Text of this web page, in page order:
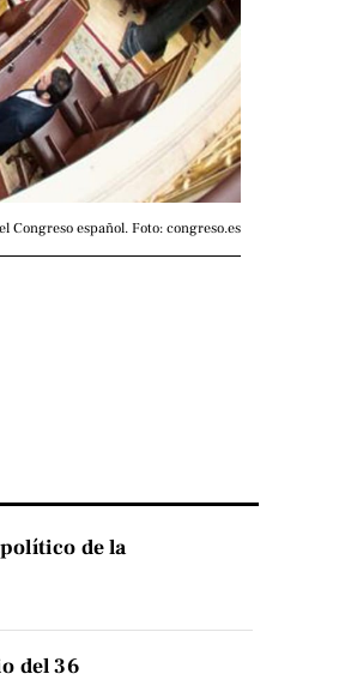
Congreso español. Foto: congreso.es
de la
del 36